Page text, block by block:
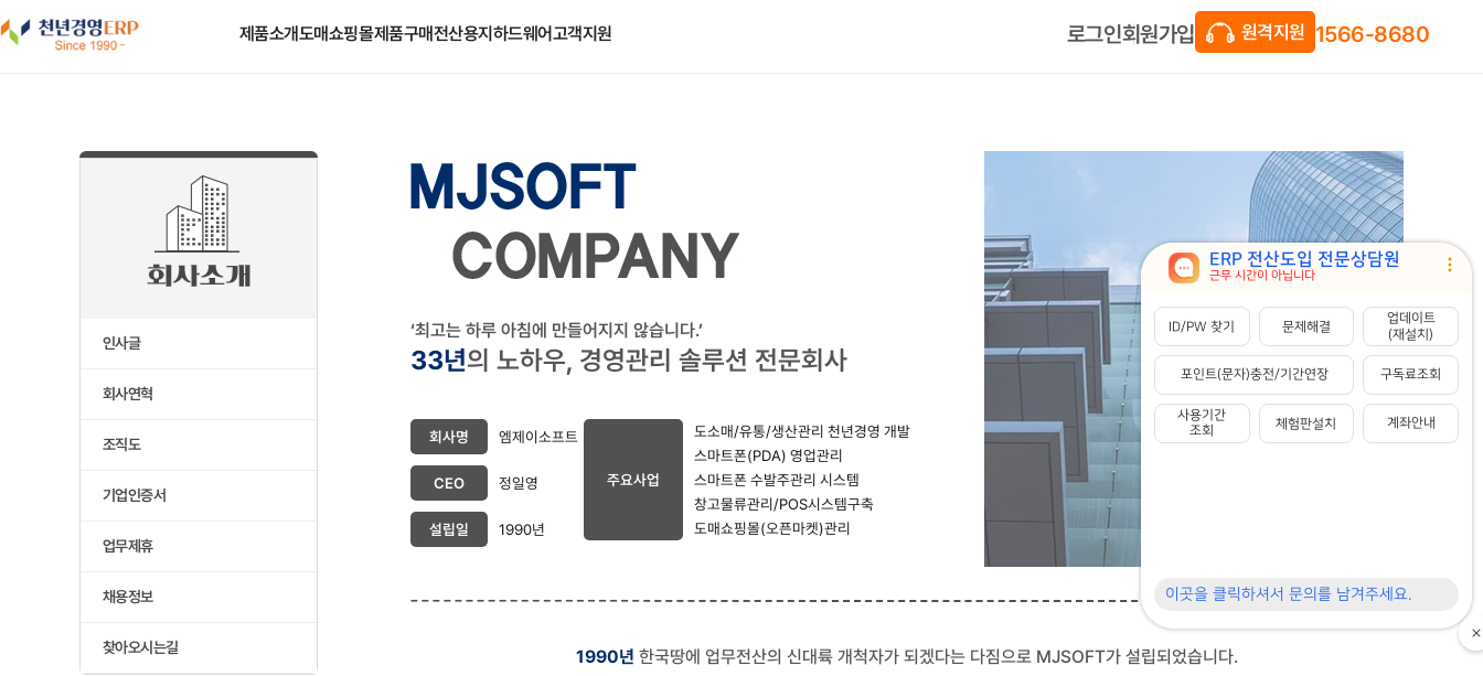
제품소개도매쇼핑몰제품구매전산용지하드웨어고객지원 로그인회원가입 원격지원 1566-8680
인사글
회사연혁
조직도
기업인증서
업무제휴
채용정보
찾아오시는길
‘최고는 하루 아침에 만들어지지 않습니다.’
33년의 노하우, 경영관리 솔루션 전문회사
회사명 엠제이소프트
CEO 정일영
설립일 1990년
주요사업
도소매/유통/생산관리 천년경영 개발
스마트폰(PDA) 영업관리
스마트폰 수발주관리 시스템
창고물류관리/POS시스템구축
도매쇼핑몰(오픈마켓)관리
1990년 한국땅에 업무전산의 신대륙 개척자가 되겠다는 다짐으로 MJSOFT가 설립되었습니다.